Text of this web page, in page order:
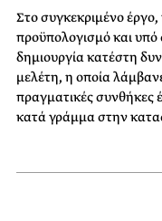
Στο συγκεκριμένο
προϋπολογισμό και υπό
δημιουργία κατέστη
μελέτη, η οποία
πραγματικές συνθήκες
κατά γράμμα στην